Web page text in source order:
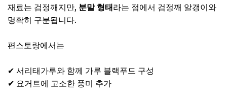
재료는 검정깨지만, 분말 형태라는 점에서 검정깨 알갱이와
명확히 구분됩니다.
편스토랑에서는
✔ 서리태가루와 함께 가루 블랙푸드 구성
✔ 요거트에 고소한 풍미 추가